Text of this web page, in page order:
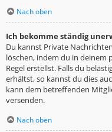
Nach oben
Ich bekomme ständig
Du kannst Private
löschen, indem du in deinem
Regel erstellst. Falls du
erhältst, so kannst du dies
kann dem betreffenden
versenden.
Nach oben